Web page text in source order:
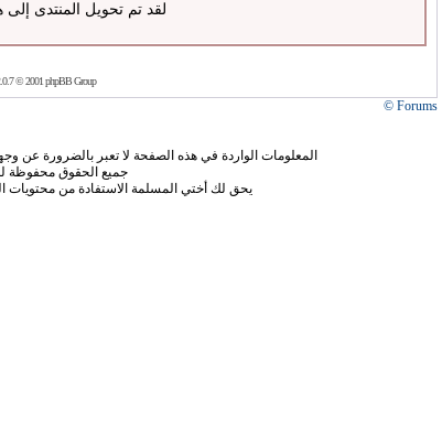
لقد تم تحويل المنتدى إلى
© 2001 phpBB Group
Forums ©
المعلومات الواردة في هذه الصفحة لا تعبر بالضرورة عن
جميع الحقوق محفوظة
يحق لك أختي المسلمة الاستفادة من محتويات